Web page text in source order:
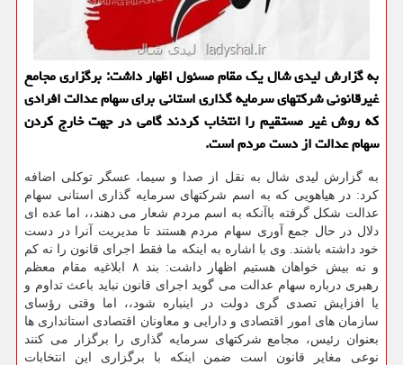
به گزارش لیدی شال یک مقام مسئول اظهار داشت: برگزاری مجامع
غیرقانونی شرکتهای سرمایه گذاری استانی برای سهام عدالت افرادی
که روش غیر مستقیم را انتخاب کردند گامی در جهت خارج کردن
سهام عدالت از دست مردم است.
به گزارش لیدی شال به نقل از صدا و سیما، عسگر توکلی اضافه
کرد: در هیاهویی که به اسم شرکتهای سرمایه گذاری استانی سهام
عدالت شکل گرفته باآنکه به اسم مردم شعار می دهند،، اما عده ای
دلال در حال جمع آوری سهام مردم هستند تا مدیریت آنرا در دست
خود داشته باشند. وی با اشاره به اینکه ما فقط اجرای قانون را نه کم
و نه بیش خواهان هستیم اظهار داشت: بند ۸ ابلاغیه مقام معظم
رهبری درباره سهام عدالت می گوید اجرای قانون نباید باعث تداوم و
یا افزایش تصدی گری دولت در اینباره شود،، اما وقتی رؤسای
سازمان های امور اقتصادی و دارایی و معاونان اقتصادی استانداری ها
بعنوان رئیس، مجامع شرکتهای سرمایه گذاری را برگزار می کنند
نوعی مغایر قانون است ضمن اینکه با برگزاری این انتخابات